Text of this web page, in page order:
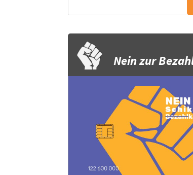
Nein zur